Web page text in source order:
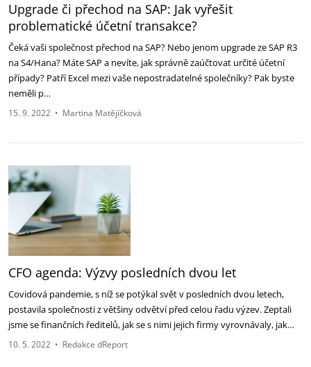
Upgrade či přechod na SAP: Jak vyřešit
problematické účetní transakce?
Čeká vaši společnost přechod na SAP? Nebo jenom upgrade ze SAP R3
na S4/Hana? Máte SAP a nevíte, jak správně zaúčtovat určité účetní
případy? Patří Excel mezi vaše nepostradatelné společníky? Pak byste
neměli p…
15. 9. 2022 • Martina Matějíčková
CFO agenda: Výzvy posledních dvou let
Covidová pandemie, s níž se potýkal svět v posledních dvou letech,
postavila společnosti z většiny odvětví před celou řadu výzev. Zeptali
jsme se finančních ředitelů, jak se s nimi jejich firmy vyrovnávaly, jak…
10. 5. 2022 • Redakce dReport